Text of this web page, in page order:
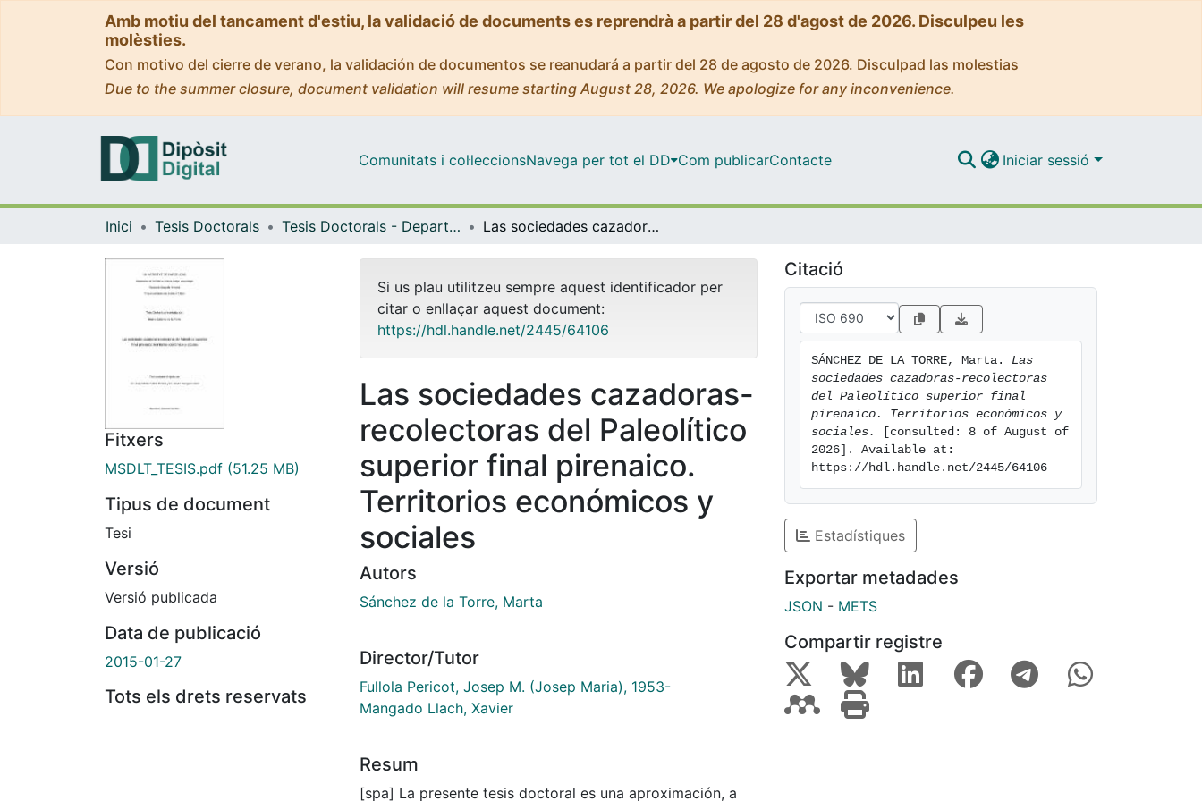
Amb motiu del tancament d'estiu, la validació de documents es reprendrà a partir del 28 d'agost de 2026. Disculpeu les
molèsties.
Con motivo del cierre de verano, la validación de documentos se reanudará a partir del 28 de agosto de 2026. Disculpad las molestias
Due to the summer closure, document validation will resume starting August 28, 2026. We apologize for any inconvenience.
Comunitats i col·leccionsNavega per tot el DD Com publicarContacte Iniciar sessió
Inici Tesis Doctorals Tesis Doctorals - Departament - Prehistòria, Història Antiga i Arqueologia Las sociedades cazadoras-recolectoras del Paleolítico superior final pirenaico. Territorios económicos y sociales
Fitxers
MSDLT_TESIS.pdf (51.25 MB)
Tipus de document
Tesi
Versió
Versió publicada
Data de publicació
2015-01-27
Tots els drets reservats
Si us plau utilitzeu sempre aquest identificador per
citar o enllaçar aquest document:
https://hdl.handle.net/2445/64106
Las sociedades cazadoras-
recolectoras del Paleolítico
superior final pirenaico.
Territorios económicos y
sociales
Autors
Sánchez de la Torre, Marta
Director/Tutor
Fullola Pericot, Josep M. (Josep Maria), 1953-
Mangado Llach, Xavier
Resum
[spa] La presente tesis doctoral es una aproximación, a
Citació
SÁNCHEZ DE LA TORRE, Marta. Las
sociedades cazadoras-recolectoras
del Paleolítico superior final
pirenaico. Territorios económicos y
sociales.
[consulted: 8 of August of
2026]. Available at:
https://hdl.handle.net/2445/64106
Estadístiques
Exportar metadades
JSON - METS
Compartir registre